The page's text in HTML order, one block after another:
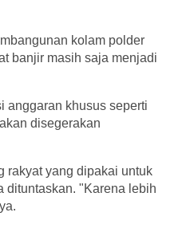
kolam polder
banjir masih saja menjadi
anggaran khusus seperti
disegerakan
rakyat yang dipakai untuk
dituntaskan. "Karena lebih